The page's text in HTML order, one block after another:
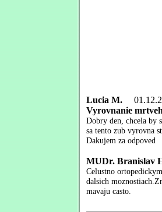
Lucia M.
Vyrovnanie
Dobry den, chcela by
sa tento zub vyrovna
Dakujem za odpoved
MUDr. Branislav
Celustno
dalsich
mavaju casto.